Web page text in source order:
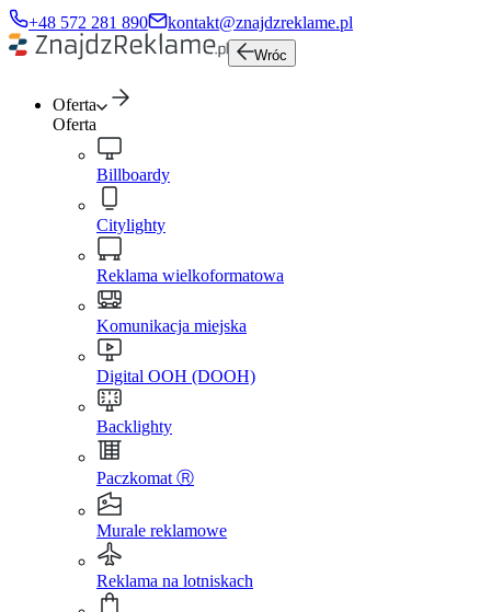
+48 572 281 890 kontakt@znajdzreklame.pl
Wróc
Oferta
Oferta
Billboardy
Citylighty
Reklama wielkoformatowa
Komunikacja miejska
Digital OOH (DOOH)
Backlighty
Paczkomat Ⓡ
Murale reklamowe
Reklama na lotniskach